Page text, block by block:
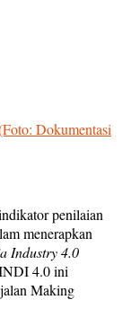
Dokumentasi
penilaian
menerapkan
Industry 4.0
4.0 ini
Making